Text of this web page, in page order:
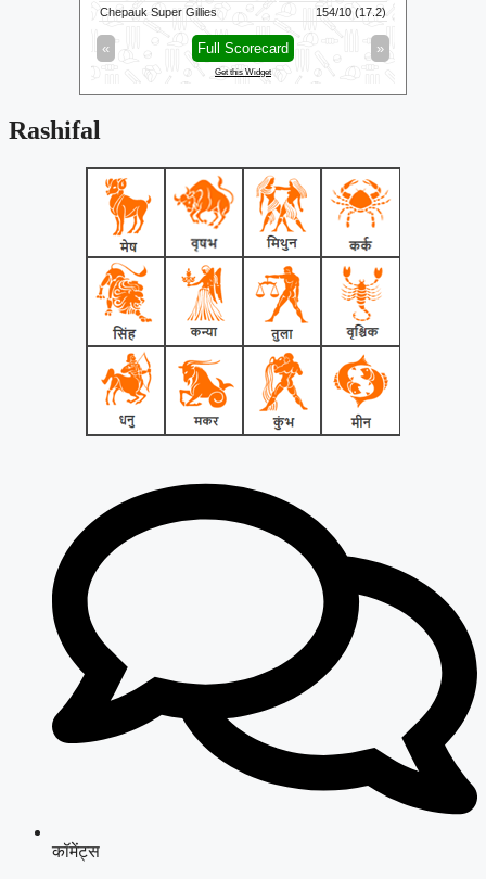
154/10 (17.2)
»
Full Scorecard
Kandy Royals
« Full Scorecard
Rashifal
कॉमेंट्स